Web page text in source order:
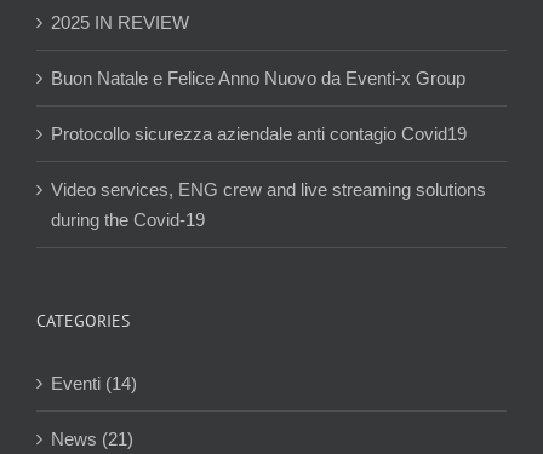
2025 IN REVIEW
Buon Natale e Felice Anno Nuovo da Eventi-x Group
Protocollo sicurezza aziendale anti contagio Covid19
Video services, ENG crew and live streaming solutions
during the Covid-19
CATEGORIES
Eventi (14)
News (21)